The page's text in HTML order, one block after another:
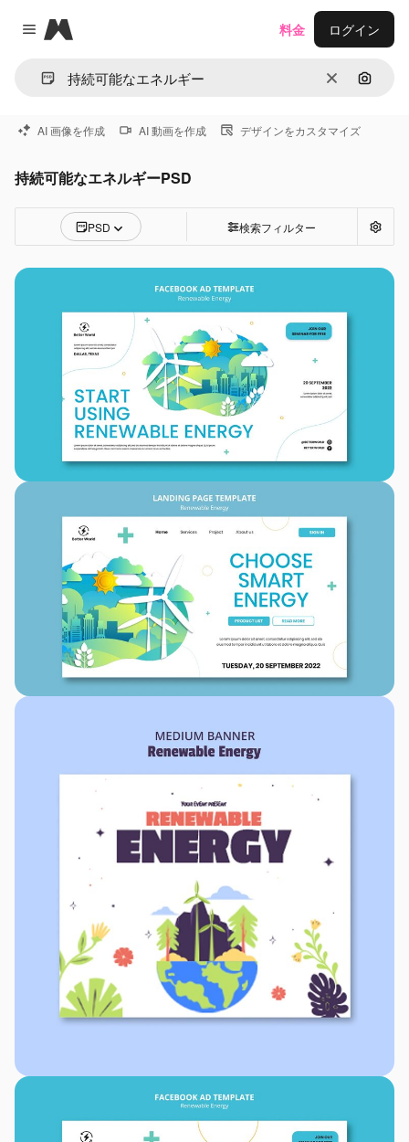
Close menu
Magnific
消去 画像で
料金 ログイン
AI 画像を作成 AI 動画を作成 デザインをカスタマイズ
持続可能なエネルギーPSD
PSD 検索フィルター